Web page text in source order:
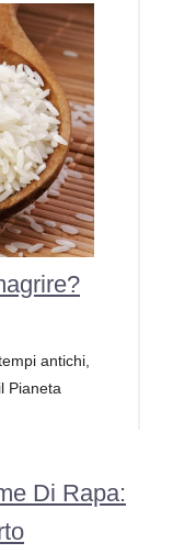
antichi,
Pianeta
Di Rapa: